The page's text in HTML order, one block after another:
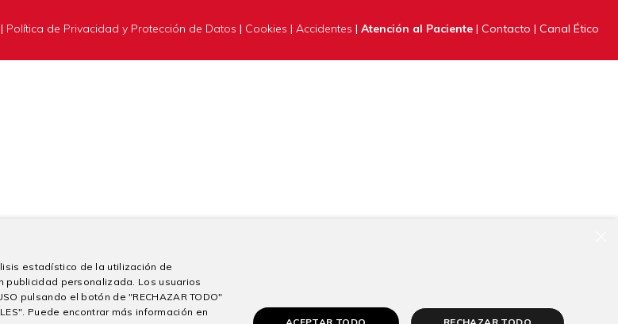
| Política de Privacidad y Protección de Datos | Cookies | Accidentes | Atención al Paciente| Contacto | Canal Ético
estadístico de la utilización de
publicidad personalizada. Los usuarios
pulsando el botón de "RECHAZAR TODO"
Puede encontrar más información en
ACEPTAR TODO RECHAZAR TODO